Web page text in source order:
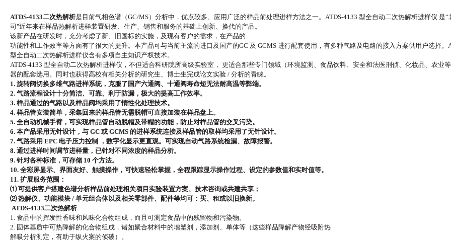
ATDS-4133二次热解析是目前气相色谱（GC/MS） 分析中，优点较多、应用广泛的样品前处理进样方法之一。 ATDS-4133 型全自动二次热解析进样仪 是“
司 "近年来在样品热解析进样装置研发、生产、销售和服务的基础上创新、换代的产品。
该新产品在研发时，充分考虑了新、旧国标的实施，及现有客户的需求，在产品的
功能性和工作效率等方面有了很大的提升。本产品可与当前主流的进口及国产的GC 及 GCMS 进行配套使用，有多种气路及电路的接入方案供用户选择。
型全自动二次热解析进样仪含有多项自主知识产权技术。
ATDS-4133 型全自动二次热解析进样仪，不但适合科研院所高级实验室， 更适合那些专门领域（环境监测、食品饮料、安全和法医刑侦、化妆品、农业
器的配套选用。同时也获得高校有相关分析的研究生、博士生完成论文实验 / 分析的青睐。
1. 旋转阀切换多维气路进样系统，克服了国产六通阀、十通阀寿命短无法耐高温等弊端。
2. 气路流程设计十分简洁、可靠、利于防漏，极大的提高工作效率。
3. 样品通过的气路以及样品阀均采用了惰性化处理技术。
4. 样品管安装简单，采集回来的样品管无需脱帽可直接加装在样品盘上。
5. 全自动机械手臂，可实现样品管自动脱帽及带帽的功能，防止对样品管的交叉污染。
6. 本产品采用无针设计，与 GC 或 GCMS 的进样系统连接及样品管的取样均采用了无针设计。
7. 气路采用 EPC 电子压力控制 ，数字化显示更直观。可实现自动气路系统检漏、故障报警。
8. 通过进样时间调节进样量，已针对不同浓度的样品分析。
9. 针对各种标准，可存储 10 个方法。
10. 全彩屏显示、界面友好、触摸操作，可快速轻松掌握，全程跟踪显示操作过程、设定的参数值和实时值等。
11. 扩展服务范围：
⑴ 可提供客户搭建色谱分析样品前处理相关项目实验装置方案、技术咨询或共建共享；
⑵ 热解仪、功能模块 / 单元组合体以及相关零部件、配件等均可：买、租或以旧换新。
ATDS-4133二次热解析
1. 食品中的挥发性香味和风味化合物组成，而且可测定食品中的残留物和污染物。
2. 固体基质中可热降解的化合物组成，诸如聚合材料中的增塑剂，添加剂、单体等（这些样品降解产物经吸附热
解吸分析测定，有助于纵火案的侦破）。